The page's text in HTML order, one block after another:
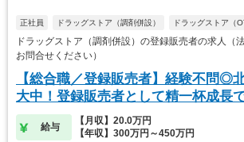
正社員 ドラッグストア（調剤併設） ドラッグストア（
ドラッグストア（調剤併設）の登録販売者の求人
お問合せください）
【総合職／登録販売者】経験不問◎
大中！登録販売者として精一杯成長
給与
【月収】20.0万円
【年収】300万円～450万円